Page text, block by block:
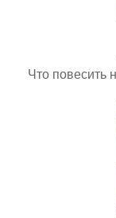
Что повесить